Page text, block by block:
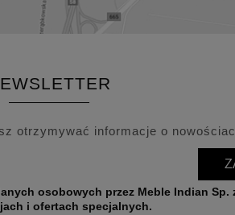
otrzymywać informacje o
przesyłania informacji o nowościach,
i ofertach specjalnych.